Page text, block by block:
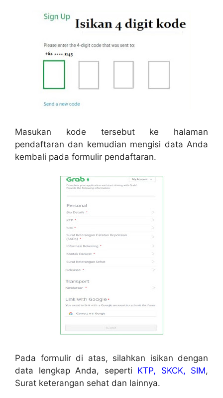
Masukan kode tersebut ke halaman
pendaftaran dan kemudian mengisi data Anda
kembali pada formulir pendaftaran.
Pada formulir di atas, silahkan isikan dengan
data lengkap Anda, seperti KTP, SKCK, SIM,
Surat keterangan sehat dan lainnya.